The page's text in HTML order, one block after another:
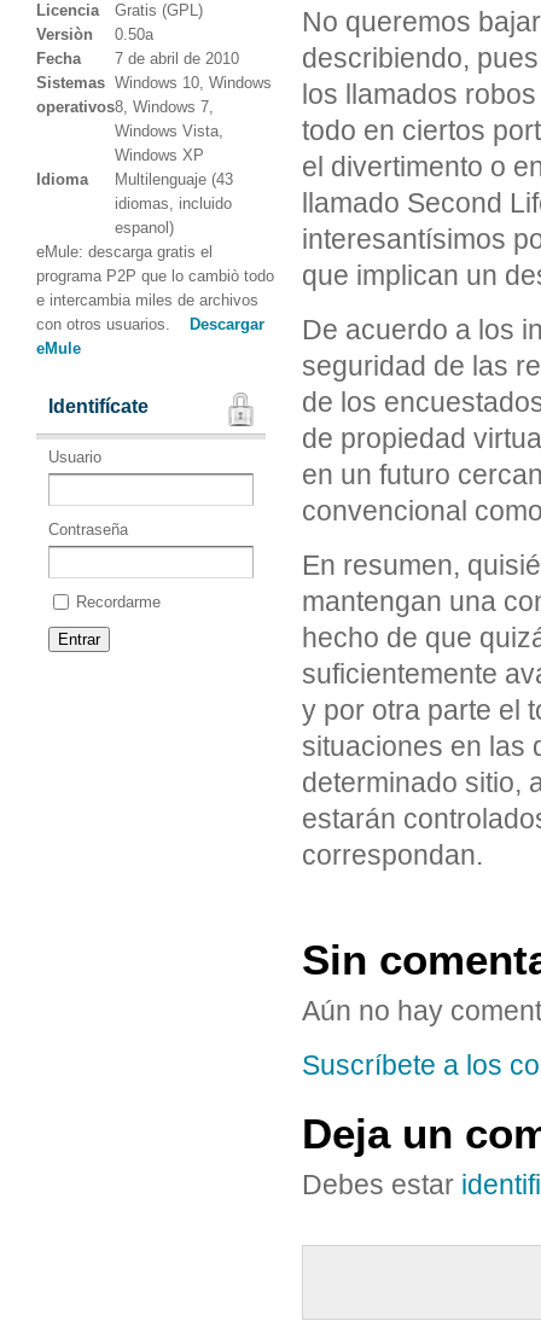
Licencia
Gratis (GPL)
Versiòn
0.50a
Fecha
7 de abril de 2010
Sistemas
operativos
Windows 10, Windows
8, Windows 7,
Windows Vista,
Windows XP
Idioma
Multilenguaje (43
idiomas, incluido
espanol)
eMule: descarga gratis el
programa P2P que lo cambiò todo
e intercambia miles de archivos
con otros usuarios.
Descargar
eMule
Identifícate
Usuario
Contraseña
Recordarme
No queremos
describiendo,
los llamados
todo en ciertos
el divertimento o
llamado Second
interesantísimos
que implican un
De acuerdo a los
seguridad de las
de los
de propiedad
en un futuro
convencional
En resumen,
mantengan una
hecho de que
suficientemente
y por otra parte el
situaciones en las
determinado sitio,
estarán
correspondan.
Sin
Aún no hay
Suscríbete a los
Deja un
Debes estar